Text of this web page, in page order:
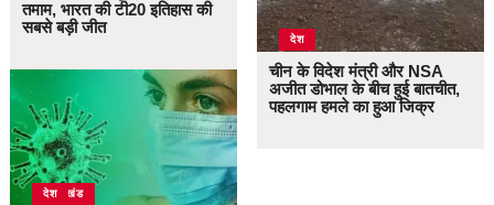
तमाम, भारत की टी20 इतिहास की
सबसे बड़ी जीत
उत्तराखंड
देश
देश
चीन के विदेश मंत्री और NSA
अजीत डोभाल के बीच हुई बातचीत,
पहलगाम हमले का हुआ जिक्र